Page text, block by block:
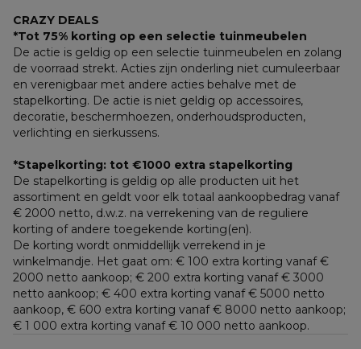
CRAZY DEALS
*Tot 75% korting op een selectie tuinmeubelen
De actie is geldig op een selectie tuinmeubelen en zolang
de voorraad strekt. Acties zijn onderling niet cumuleerbaar
en verenigbaar met andere acties behalve met de
stapelkorting. De actie is niet geldig op accessoires,
decoratie, beschermhoezen, onderhoudsproducten,
verlichting en sierkussens.
*Stapelkorting: tot €1000 extra stapelkorting
De stapelkorting is geldig op alle producten uit het
assortiment en geldt voor elk totaal aankoopbedrag vanaf
€ 2000 netto, d.w.z. na verrekening van de reguliere
korting of andere toegekende korting(en).
De korting wordt onmiddellijk verrekend in je
winkelmandje. Het gaat om: € 100 extra korting vanaf €
2000 netto aankoop; € 200 extra korting vanaf € 3000
netto aankoop; € 400 extra korting vanaf € 5000 netto
€ 1 000 extra korting vanaf € 10 000 netto aankoop.